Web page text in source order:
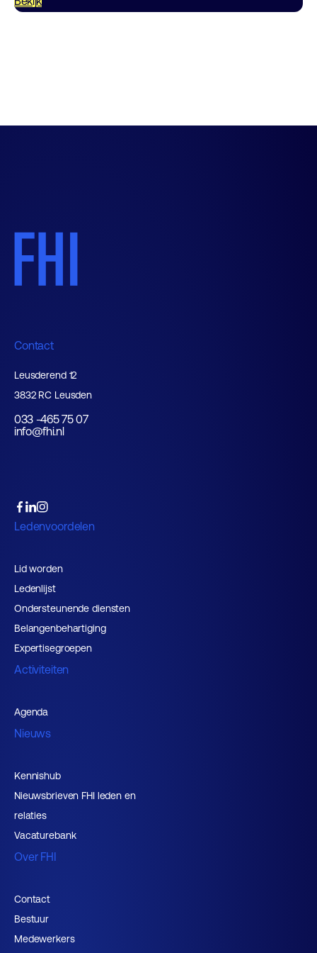
Contact
Leusderend 12
3832 RC Leusden
033 -465 75 07
info@fhi.nl
Ledenvoordelen
Lid worden
Ledenlijst
Ondersteunende diensten
Belangenbehartiging
Expertisegroepen
Activiteiten
Agenda
Nieuws
Kennishub
Nieuwsbrieven FHI leden en
relaties
Vacaturebank
Over FHI
Contact
Bestuur
Medewerkers